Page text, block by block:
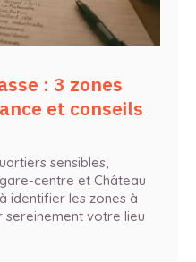
: 3 zones
et conseils
sensibles,
centre et Château
identifier les zones à
sereinement votre lieu